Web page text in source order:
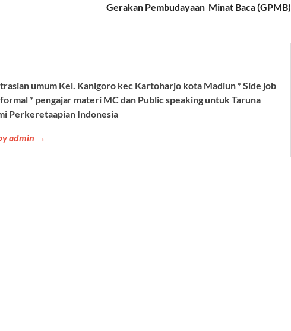
Gerakan Pembudayaan Minat Baca (GPMB)
umum Kel. Kanigoro kec Kartoharjo kota Madiun * Side job
* pengajar materi MC dan Public speaking untuk Taruna
Perkeretaapian Indonesia
admin →